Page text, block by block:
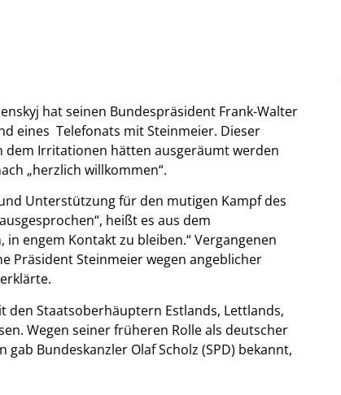
hat seinen Bundespräsident Frank-Walter
eines Telefonats mit Steinmeier. Dieser
dem Irritationen hätten ausgeräumt werden
„herzlich willkommen“.
Unterstützung für den mutigen Kampf des
heißt es aus dem
engem Kontakt zu bleiben.“ Vergangenen
Präsident Steinmeier wegen angeblicher
den Staatsoberhäuptern Estlands, Lettlands,
Wegen seiner früheren Rolle als deutscher
Bundeskanzler Olaf Scholz (SPD) bekannt,